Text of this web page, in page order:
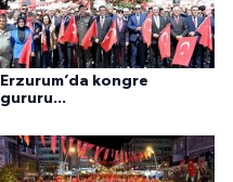
Erzurum’da kongre
gururu...